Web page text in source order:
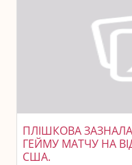
ПЛІШКОВА
ГЕЙМУ МАТЧУ НА
США.